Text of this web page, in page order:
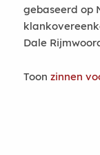
gebaseerd op
Dale
Toon zinnen